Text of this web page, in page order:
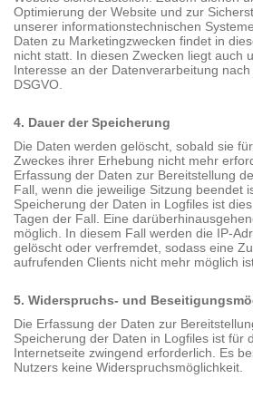
Optimierung der Website und zur
unserer informationstechnischen
Daten zu Marketingzwecken findet in
nicht statt. In diesen Zwecken liegt auch
Interesse an der Datenverarbeitung nach
DSGVO.
4. Dauer der Speicherung
Die Daten werden gelöscht, sobald sie
Zweckes ihrer Erhebung nicht mehr
Erfassung der Daten zur Bereitstellung
Fall, wenn die jeweilige Sitzung beendet
Speicherung der Daten in Logfiles ist
Tagen der Fall. Eine
möglich. In diesem Fall werden die IP-
gelöscht oder verfremdet, sodass eine
aufrufenden Clients nicht mehr möglich
5. Widerspruchs- und
Die Erfassung der Daten zur
Speicherung der Daten in Logfiles ist für
Internetseite zwingend erforderlich. Es
Nutzers keine Widerspruchsmöglichkeit.